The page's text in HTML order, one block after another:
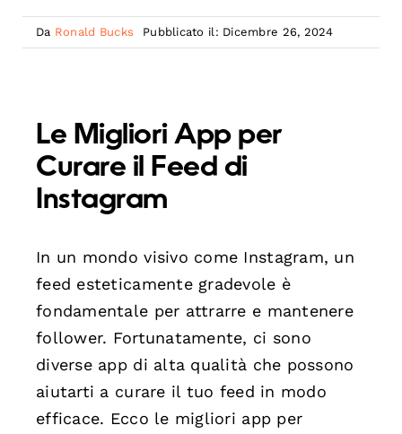
Da Ronald Bucks Pubblicato il: Dicembre 26, 2024
Le Migliori App per
Curare il Feed di
Instagram
In un mondo visivo come Instagram, un
feed esteticamente gradevole è
fondamentale per attrarre e mantenere
follower. Fortunatamente, ci sono
diverse app di alta qualità che possono
aiutarti a curare il tuo feed in modo
efficace. Ecco le migliori app per